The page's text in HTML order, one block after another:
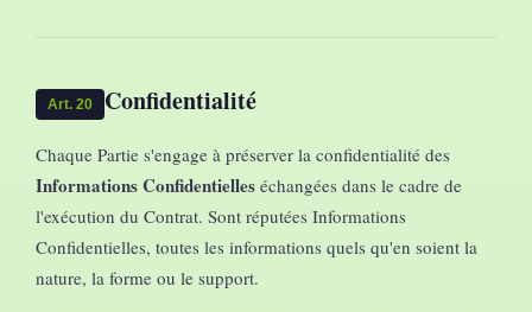
Art. 20 Confidentialité
Chaque Partie s'engage à préserver la confidentialité des
Informations Confidentielles échangées dans le cadre de
l'exécution du Contrat. Sont réputées Informations
Confidentielles, toutes les informations quels qu'en soient la
nature, la forme ou le support.